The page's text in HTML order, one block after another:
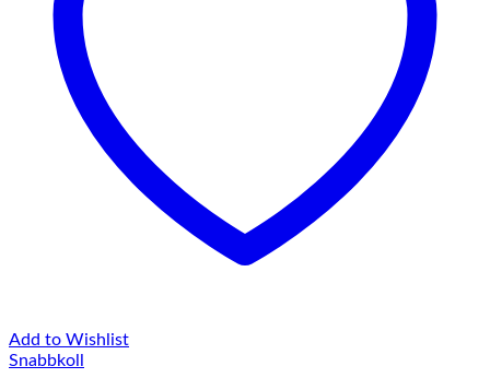
Add to Wishlist
Snabbkoll